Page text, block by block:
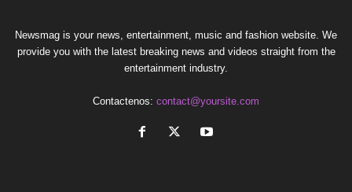
Newsmag is your news, entertainment, music and fashion website. We
provide you with the latest breaking news and videos straight from the
entertainment industry.
Contactenos: contact@yoursite.com